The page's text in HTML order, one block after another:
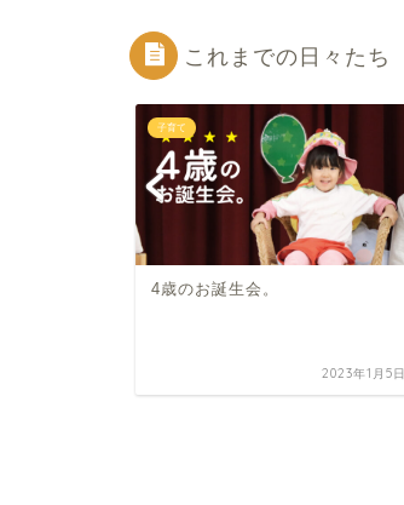
これまでの日々たち
子育て
4歳のお誕生会。
2023年1月5日